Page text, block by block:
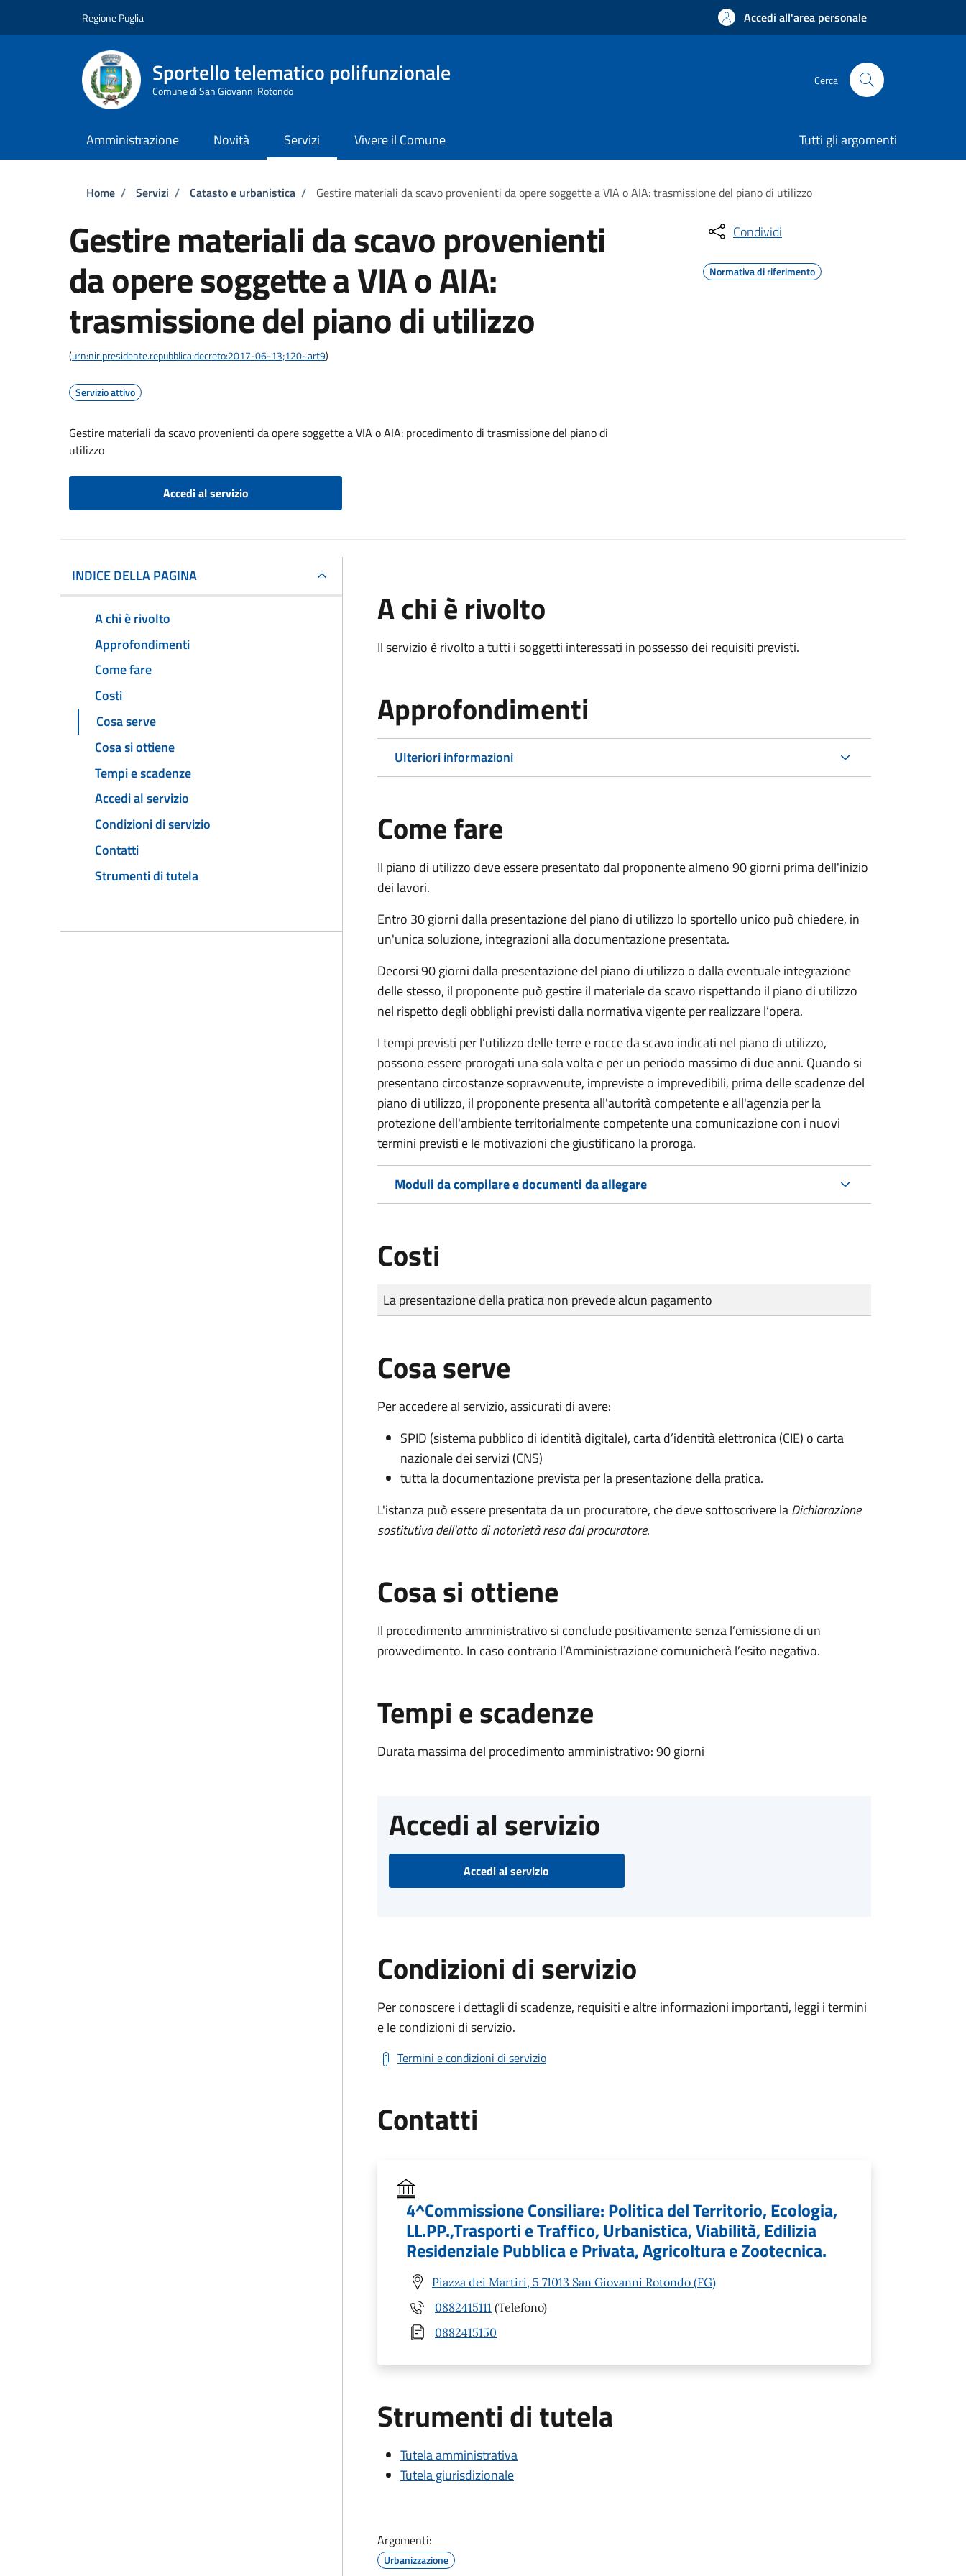
Regione Puglia Accedi all'area personale
Sportello telematico polifunzionale
Comune di San Giovanni Rotondo
Cerca
Amministrazione Novità Servizi Vivere il Comune Tutti gli argomenti
Briciole di pane
Home / Servizi / Catasto e urbanistica / Gestire materiali da scavo provenienti da opere soggette a VIA o AIA: trasmissione del piano di utilizzo
Gestire materiali da scavo provenienti
da opere soggette a VIA o AIA:
trasmissione del piano di utilizzo
(urn:nir:presidente.repubblica:decreto:2017-06-13;120~art9)
Servizio attivo
Gestire materiali da scavo provenienti da opere soggette a VIA o AIA: procedimento di trasmissione del piano di
utilizzo
Accedi al servizio
Condividi
Normativa di riferimento
INDICE DELLA PAGINA
A chi è rivolto
Approfondimenti
Come fare
Costi
Cosa serve
Cosa si ottiene
Tempi e scadenze
Accedi al servizio
Condizioni di servizio
Contatti
Strumenti di tutela
A chi è rivolto
Il servizio è rivolto a tutti i soggetti interessati in possesso dei requisiti previsti.
Approfondimenti
Ulteriori informazioni
Come fare
Il piano di utilizzo deve essere presentato dal proponente almeno 90 giorni prima dell'inizio
dei lavori.
Entro 30 giorni dalla presentazione del piano di utilizzo lo sportello unico può chiedere, in
un'unica soluzione, integrazioni alla documentazione presentata.
Decorsi 90 giorni dalla presentazione del piano di utilizzo o dalla eventuale integrazione
delle stesso, il proponente può gestire il materiale da scavo rispettando il piano di utilizzo
nel rispetto degli obblighi previsti dalla normativa vigente per realizzare l’opera.
I tempi previsti per l'utilizzo delle terre e rocce da scavo indicati nel piano di utilizzo,
possono essere prorogati una sola volta e per un periodo massimo di due anni. Quando si
presentano circostanze sopravvenute, impreviste o imprevedibili, prima delle scadenze del
piano di utilizzo, il proponente presenta all'autorità competente e all'agenzia per la
protezione dell'ambiente territorialmente competente una comunicazione con i nuovi
termini previsti e le motivazioni che giustificano la proroga.
Moduli da compilare e documenti da allegare
Costi
Tipo di pagamento
Importo
La presentazione della pratica non prevede alcun pagamento
Cosa serve
Per accedere al servizio, assicurati di avere:
SPID (sistema pubblico di identità digitale), carta d’identità elettronica (CIE) o carta
nazionale dei servizi (CNS)
tutta la documentazione prevista per la presentazione della pratica.
L'istanza può essere presentata da un procuratore, che deve sottoscrivere laDichiarazione
sostitutiva dell'atto di notorietà resa dal procuratore.
Cosa si ottiene
Il procedimento amministrativo si conclude positivamente senza l’emissione di un
provvedimento. In caso contrario l’Amministrazione comunicherà l’esito negativo.
Tempi e scadenze
Durata massima del procedimento amministrativo: 90 giorni
Accedi al servizio
Accedi al servizio
Condizioni di servizio
Per conoscere i dettagli di scadenze, requisiti e altre informazioni importanti, leggi i termini
e le condizioni di servizio.
Termini e condizioni di servizio
Contatti
4^Commissione Consiliare: Politica del Territorio, Ecologia,
LL.PP.,Trasporti e Traffico, Urbanistica, Viabilità, Edilizia
Residenziale Pubblica e Privata, Agricoltura e Zootecnica.
Piazza dei Martiri, 5 71013 San Giovanni Rotondo (FG)
0882415111 (Telefono)
0882415150
Strumenti di tutela
Tutela amministrativa
Tutela giurisdizionale
Argomenti:
Urbanizzazione